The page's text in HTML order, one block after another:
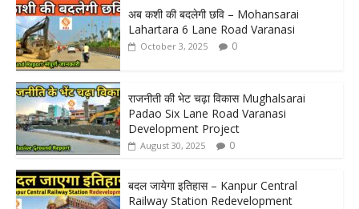
अब कशी की बदलेगी छवि – Mohansarai
Lahartara 6 Lane Road Varanasi
October 3, 2025 0
राजनीती की भेट चढ़ा विकास Mughalsarai
Padao Six Lane Road Varanasi
Development Project
August 30, 2025 0
बदल जायेगा इतिहास – Kanpur Central
Railway Station Redevelopment